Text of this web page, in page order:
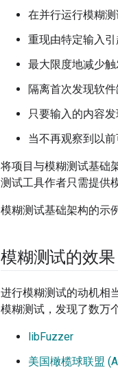
在并行运行模糊测
重现由特定输入引
最大限度地减少触
隔离首次发现软件
只要输入的内容
当不再观察到以
将项目与模糊测试基础
测试工具作者只需提供
模糊测试基础架构的示
模糊测试的效果
进行模糊测试的动机相
模糊测试，发现了数万
libFuzzer
美国橄榄球联盟